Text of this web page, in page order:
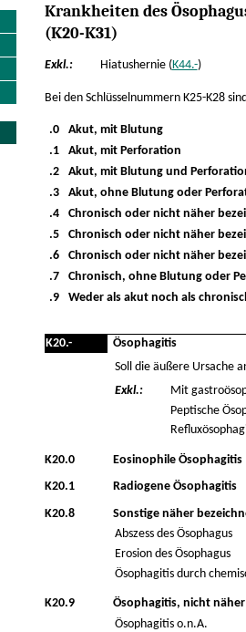
Krankheiten des
(K20-K31)
Exkl.: Hiatushernie (K44.-)
Bei den Schlüsselnummern K25-K28
.0
Akut, mit Blutung
.1
Akut, mit Perforation
.2
Akut, mit Blutung und
.3
Akut, ohne Blutung oder
.4
Chronisch oder nicht näher
.5
Chronisch oder nicht näher
.6
Chronisch oder nicht näher
.7
Chronisch, ohne Blutung oder
.9
Weder als akut noch als
K20.-
Ösophagitis
Soll die äußere Ursache
Exkl.:
Mit
Peptische
K20.0
Eosinophile Ösophagitis
K20.1
Radiogene Ösophagitis
K20.8
Sonstige näher
Abszess des Ösophagus
Erosion des Ösophagus
Ösophagitis durch
K20.9
Ösophagitis, nicht
Ösophagitis o.n.A.